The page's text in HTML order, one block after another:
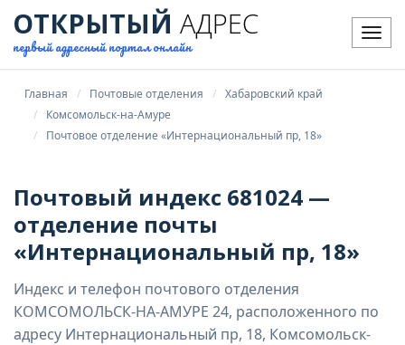
ОТКРЫТЫЙ АДРЕС
первый адресный портал онлайн
Главная Почтовые отделения
Хабаровский край
Комсомольск-на-Амуре
Почтовое отделение «Интернациональный пр, 18»
Почтовый индекс 681024 —
отделение почты
«Интернациональный пр, 18»
Индекс и телефон почтового отделения
КОМСОМОЛЬСК-НА-АМУРЕ 24, расположенного по
адресу Интернациональный пр, 18, Комсомольск-